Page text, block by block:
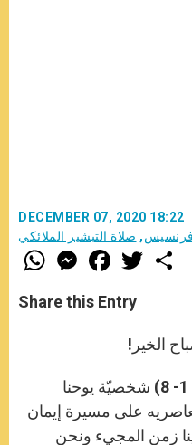
DECEMBER 07, 2020 18:22
فرنسيس, صلاة التبشير الملائكي
W
h
t
s
M
e
s
e
F
a
e
b
w
r
Share this Entry
الخير!
يقدّم لنا إنجيل هذا الأحد (مر 1، 1- 8) شخصيّة يوحنا
على مسيرة إيمان
زمن المجيء ونحن